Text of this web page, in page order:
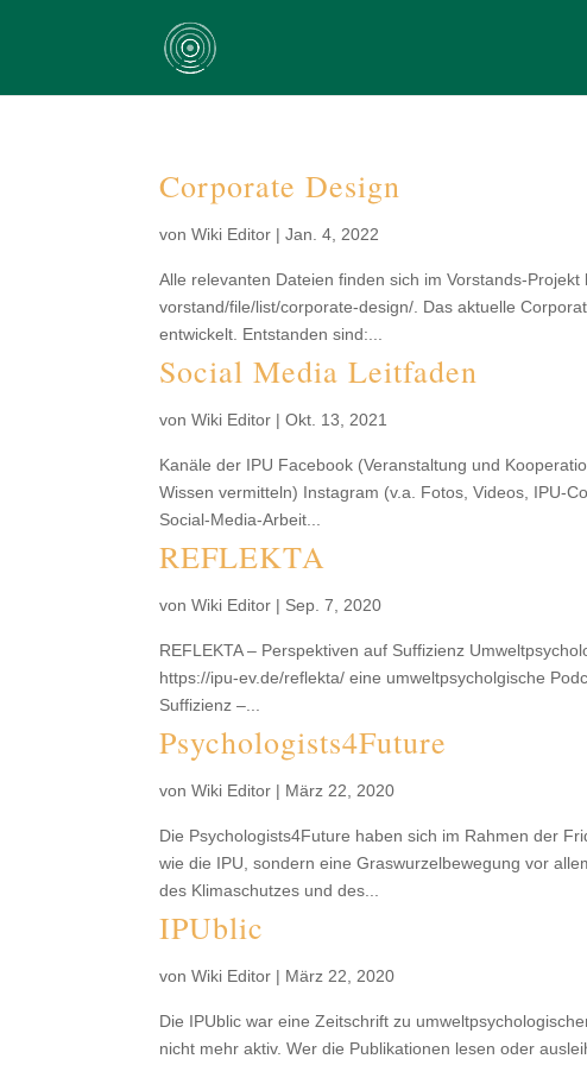
Corporate Design
vonWiki Editor |Jan. 4, 2022
Alle relevanten Dateien finden sich im Vorstands-
vorstand/file/list/corporate-design/. Das aktuelle
entwickelt. Entstanden sind:...
Social Media Leitfaden
vonWiki Editor |Okt. 13, 2021
Kanäle der IPU Facebook (Veranstaltung und
Wissen vermitteln) Instagram (v.a. Fotos, Videos, IPU-
Social-Media-Arbeit...
REFLEKTA
vonWiki Editor | Sep. 7, 2020
REFLEKTA – Perspektiven auf Suffizienz
https://ipu-ev.de/reflekta/ eine umweltpsycholgische
Suffizienz –...
Psychologists4Future
vonWiki Editor | März 22, 2020
Die Psychologists4Future haben sich im Rahmen der
wie die IPU, sondern eine Graswurzelbewegung vor
des Klimaschutzes und des...
IPUblic
vonWiki Editor | März 22, 2020
Die IPUblic war eine Zeitschrift zu
nicht mehr aktiv. Wer die Publikationen lesen oder